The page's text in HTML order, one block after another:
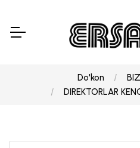
Do'kon
DIREKTORLAR